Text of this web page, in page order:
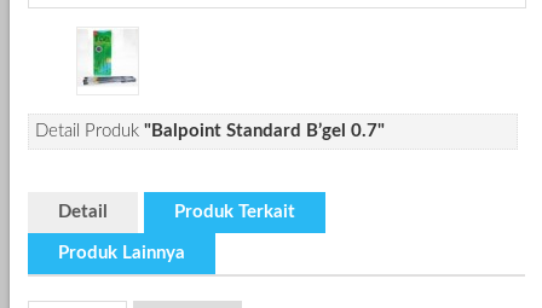
Detail Produk "Balpoint Standard B’gel 0.7"
Detail Produk Terkait
Produk Lainnya